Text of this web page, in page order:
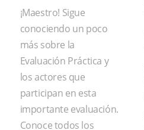
¡Maestro! Sigue
conociendo un poco
más sobre la
Evaluación Práctica y
los actores que
participan en esta
importante evaluación.
Conoce todos los